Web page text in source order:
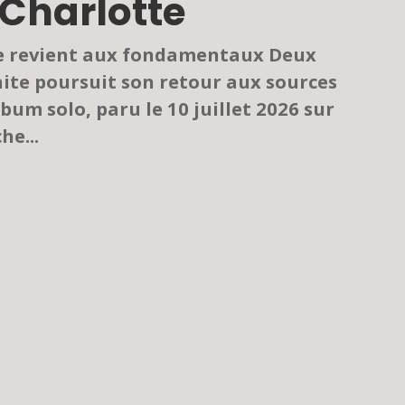
revient aux fondamentaux Deux
poursuit son retour aux sources
solo, paru le 10 juillet 2026 sur